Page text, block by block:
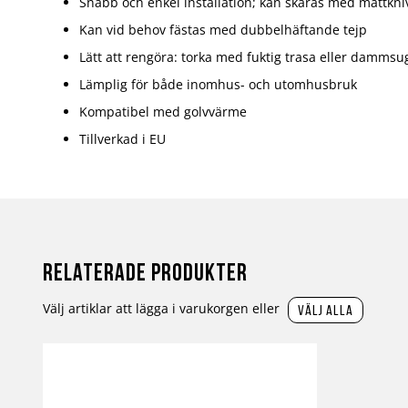
Kan vid behov fästas med dubbelhäftande tejp
Lätt att rengöra: torka med fuktig trasa eller
Lämplig för både inomhus- och utomhusbruk
Kompatibel med golvvärme
Tillverkad i EU
Relaterade produkter
Välj artiklar att lägga i varukorgen eller välj alla